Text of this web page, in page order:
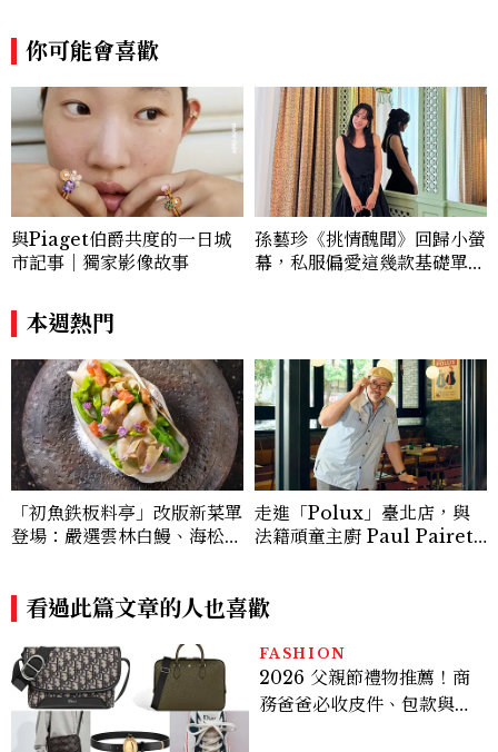
pella、Mandarin Oriental、JOAL
I、Raffles、Banyan Tree、IHG、Ma
rriott等頂級飯店集團。 策劃並執行超過7
0篇深度專題「MC開房間」、260 篇以上
「玩咖懶人包」盤點類文章，致力用專業視
角提供讀者最新話題、兼具風格與實用的高
品質生活旅遊靈感內容。 Contact：ben
ny_yang@mctw.com.tw
你可能會喜歡
與Piaget伯爵共度的一日城
市記事｜獨家影像故事
孫藝珍《挑情醜聞》回歸小螢
幕，私服偏愛這幾款基礎單
本週熱門
「初魚鉄板料亭」改版新菜單
登場：嚴選雲林白鰻、海松貝
走進「Polux」臺北店，與
法籍頑童主廚 Paul Pairet
看過此篇文章的人也喜歡
FASHION
2026 父親節禮物推薦！商
務爸爸必收皮件、包款與鞋